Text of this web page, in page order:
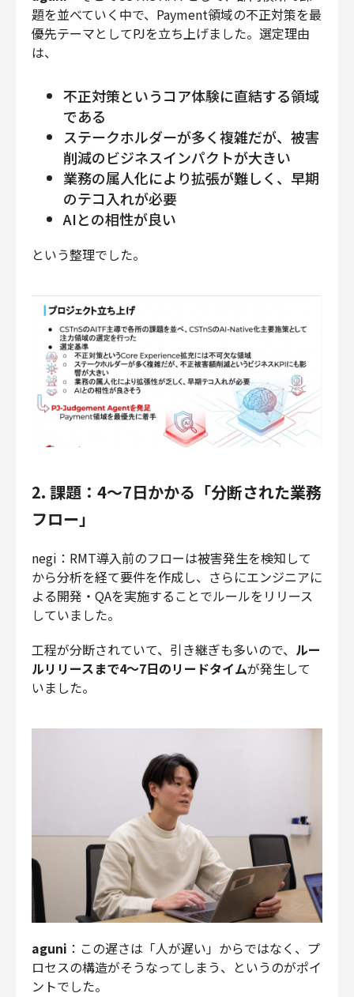
題を並べていく中で、Payment領域の不正対策を最
優先テーマとしてPJを立ち上げました。選定理由
は、
不正対策というコア体験に直結する領域
である
ステークホルダーが多く複雑だが、被害
削減のビジネスインパクトが大きい
業務の属人化により拡張が難しく、早期
のテコ入れが必要
AIとの相性が良い
という整理でした。
2. 課題：4〜7日かかる「分断された業務
フロー」
negi：RMT導入前のフローは被害発生を検知して
から分析を経て要件を作成し、さらにエンジニアに
よる開発・QAを実施することでルールをリリース
していました。
工程が分断されていて、引き継ぎも多いので、 ルー
ルリリースまで4〜7日のリードタイムが発生して
いました。
aguni ：この遅さは「人が遅い」からではなく、プ
ロセスの構造がそうなってしまう、というのがポイ
ントでした。